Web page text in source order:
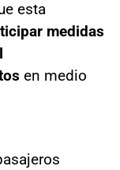
esta
medidas
en medio